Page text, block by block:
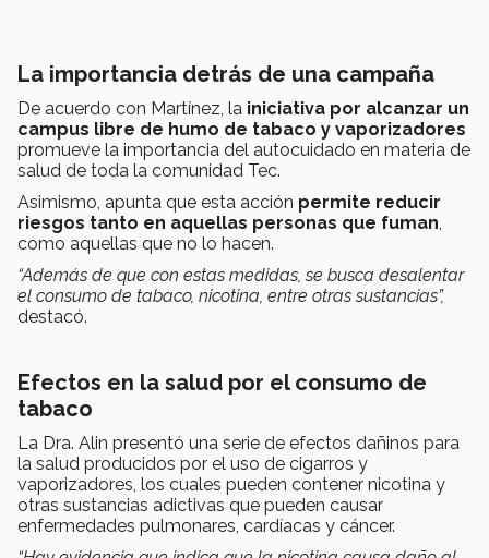
La importancia detrás de una campaña
De acuerdo con Martínez, la iniciativa por alcanzar un
campus libre de humo de tabaco y vaporizadores
promueve la importancia del autocuidado en materia de
salud de toda la comunidad Tec.
Asimismo, apunta que esta acción permite reducir
riesgos tanto en aquellas personas que fuman
como aquellas que no lo hacen.
“Además de que con estas medidas, se busca desalentar
el consumo de tabaco, nicotina, entre otras sustancias”,
destacó.
Efectos en la salud por el consumo de
tabaco
La Dra. Alin presentó una serie de efectos dañinos para
la salud producidos por el uso de cigarros y
vaporizadores, los cuales pueden contener nicotina y
otras sustancias adictivas que pueden causar
enfermedades pulmonares, cardíacas y cáncer.